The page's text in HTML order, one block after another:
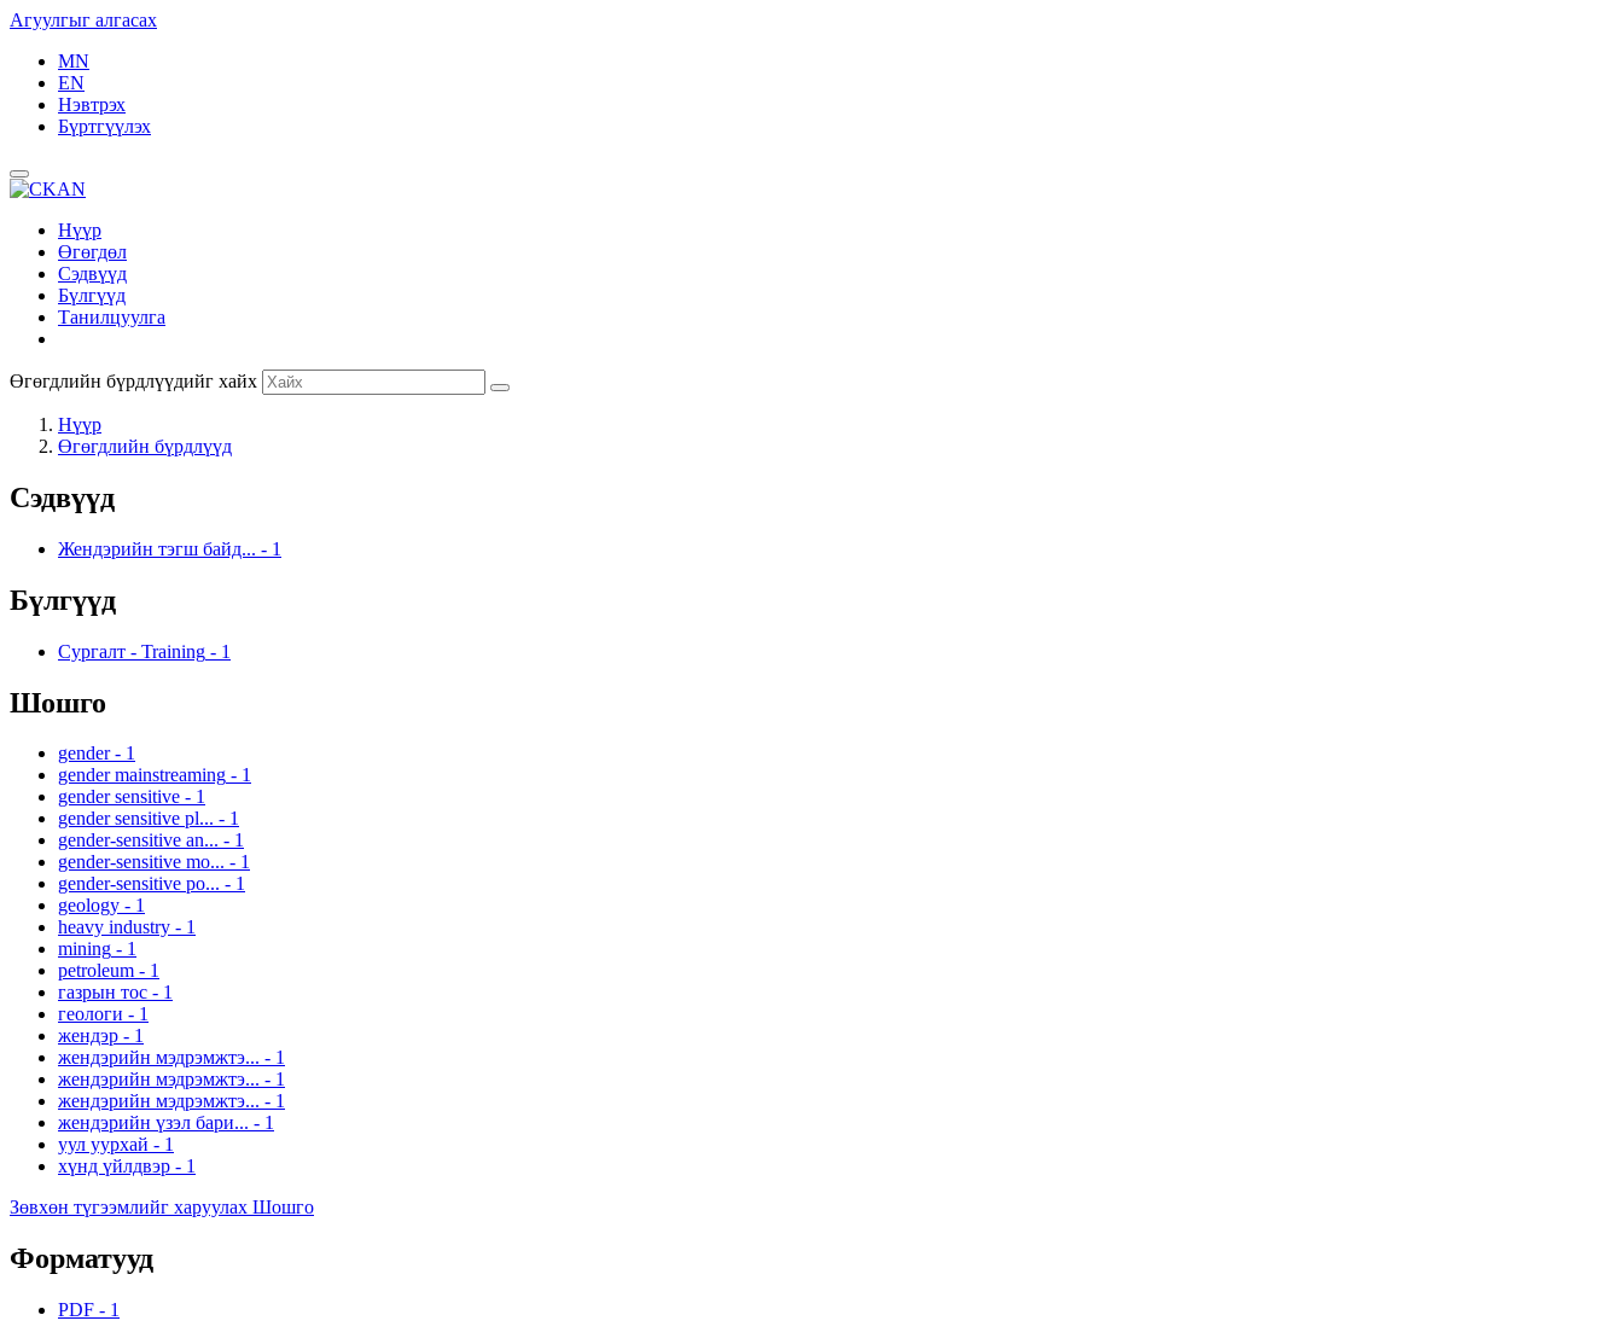
Агуулгыг алгасах
MN
EN
Нэвтрэх
Бүртгүүлэх
Нүүр
Өгөгдөл
Сэдвүүд
Бүлгүүд
Танилцуулга
Өгөгдлийн бүрдлүүдийг хайх
Нүүр
Өгөгдлийн бүрдлүүд
Сэдвүүд
Жендэрийн тэгш байд... - 1
Бүлгүүд
Сургалт - Training - 1
Шошго
gender - 1
gender mainstreaming - 1
gender sensitive - 1
gender sensitive pl... - 1
gender-sensitive an... - 1
gender-sensitive mo... - 1
gender-sensitive po... - 1
geology - 1
heavy industry - 1
mining - 1
petroleum - 1
газрын тос - 1
геологи - 1
жендэр - 1
жендэрийн мэдрэмжтэ... - 1
жендэрийн мэдрэмжтэ... - 1
жендэрийн мэдрэмжтэ... - 1
жендэрийн үзэл бари... - 1
уул уурхай - 1
хүнд үйлдвэр - 1
Зөвхөн түгээмлийг харуулах Шошго
Форматууд
PDF - 1